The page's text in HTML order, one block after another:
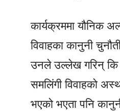
कार्यक्रममा यौनिक
विवाहका कानुनी
उनले उल्लेख गरिन् कि
समलिंगी विवाहको
भएको भएता पनि